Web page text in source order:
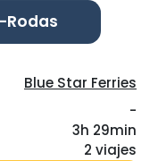
Blue Star Ferries
-
3h 29min
2 viajes